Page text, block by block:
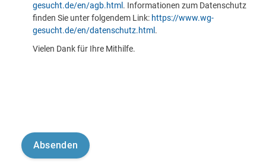
gesucht.de/en/agb.html . Informationen zum Datenschutz
finden Sie unter folgendem Link: https://www.wg-
gesucht.de/en/datenschutz.html .
Vielen Dank für Ihre Mithilfe.